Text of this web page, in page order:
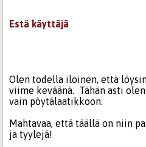
Estä käyttäjä
Olen todella iloinen, että
viime keväänä. Tähän asti
vain pöytälaatikkoon.
Mahtavaa, että täällä on niin
ja tyylejä!